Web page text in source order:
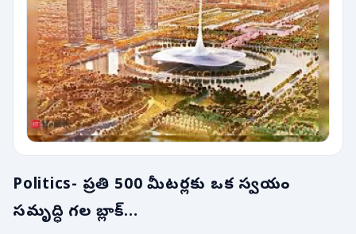
Politics- ప్రతి 500 మీటర్లకు ఒక స్వయం
సమృద్ధి గల బ్లాక్…